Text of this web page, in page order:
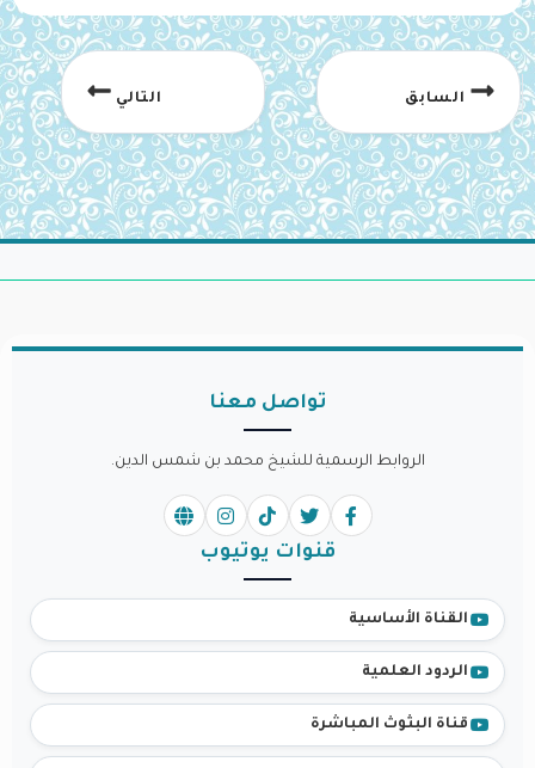
السابق التالي
تواصل معنا
الروابط الرسمية للشيخ محمد بن شمس الدين.
قنوات يوتيوب
القناة الأساسية
الردود العلمية
قناة البثوث المباشرة